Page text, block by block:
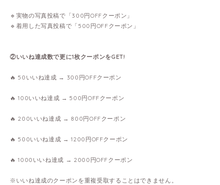
🔹実物の写真投稿で「300円OFFクーポン」
🔹着用した写真投稿で「500円OFFクーポン」
②いいね達成数で更に1枚クーポンをGET!
🔥 50いいね達成 → 300円OFFクーポン
🔥 100いいね達成 → 500円OFFクーポン
🔥 200いいね達成 → 800円OFFクーポン
🔥 500いいね達成 → 1200円OFFクーポン
🔥 1000いいね達成 → 2000円OFFクーポン
※いいね達成のクーポンを重複受取することはできません。